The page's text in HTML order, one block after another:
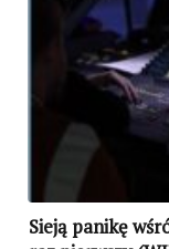
Sieją panikę